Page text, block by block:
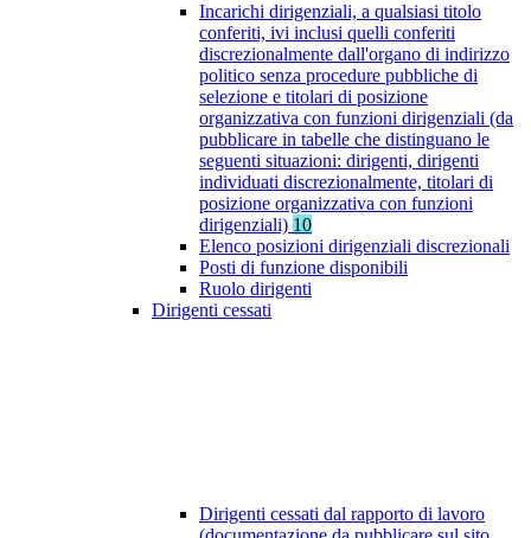
Incarichi dirigenziali, a qualsiasi titolo
conferiti, ivi inclusi quelli conferiti
discrezionalmente dall'organo di indirizzo
politico senza procedure pubbliche di
selezione e titolari di posizione
organizzativa con funzioni dirigenziali (da
pubblicare in tabelle che distinguano le
seguenti situazioni: dirigenti, dirigenti
individuati discrezionalmente, titolari di
posizione organizzativa con funzioni
dirigenziali) 10
Elenco posizioni dirigenziali discrezionali
Posti di funzione disponibili
Ruolo dirigenti
Dirigenti cessati
Dirigenti cessati dal rapporto di lavoro